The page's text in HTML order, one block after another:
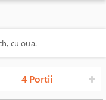
cu oua.
4 Portii